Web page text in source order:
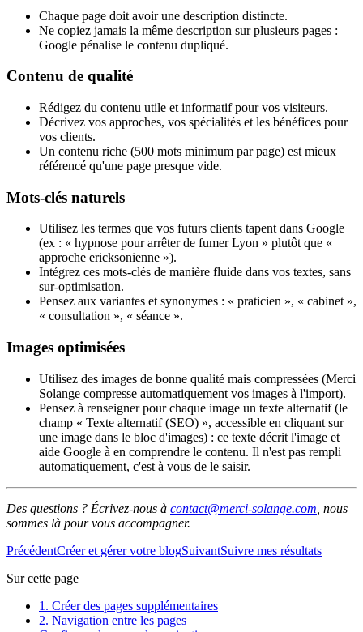
Chaque page doit avoir une description distincte.
Ne copiez jamais la même description sur plusieurs pages :
Google pénalise le contenu dupliqué.
Contenu de qualité
Rédigez du contenu utile et informatif pour vos visiteurs.
Décrivez vos approches, vos spécialités et les bénéfices pour
vos clients.
Un contenu riche (500 mots minimum par page) est mieux
référencé qu'une page presque vide.
Mots-clés naturels
Utilisez les termes que vos futurs clients tapent dans Google
(ex : « hypnose pour arrêter de fumer Lyon » plutôt que «
approche ericksonienne »).
Intégrez ces mots-clés de manière fluide dans vos textes, sans
sur-optimisation.
Pensez aux variantes et synonymes : « praticien », « cabinet »,
« consultation », « séance ».
Images optimisées
Utilisez des images de bonne qualité mais compressées (Merci
Solange compresse automatiquement vos images à l'import).
Pensez à renseigner pour chaque image un texte alternatif (le
champ « Texte alternatif (SEO) », accessible en cliquant sur
une image dans le bloc d'images) : ce texte décrit l'image et
aide Google à en comprendre le contenu. Il n'est pas rempli
automatiquement, c'est à vous de le saisir.
Des questions ? Écrivez-nous à contact@merci-solange.com , nous
sommes là pour vous accompagner.
PrécédentCréer et gérer votre blogSuivantSuivre mes résultats
Sur cette page
1. Créer des pages supplémentaires
2. Navigation entre les pages